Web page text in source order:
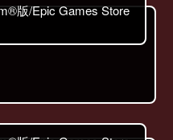
版/Epic Games Store